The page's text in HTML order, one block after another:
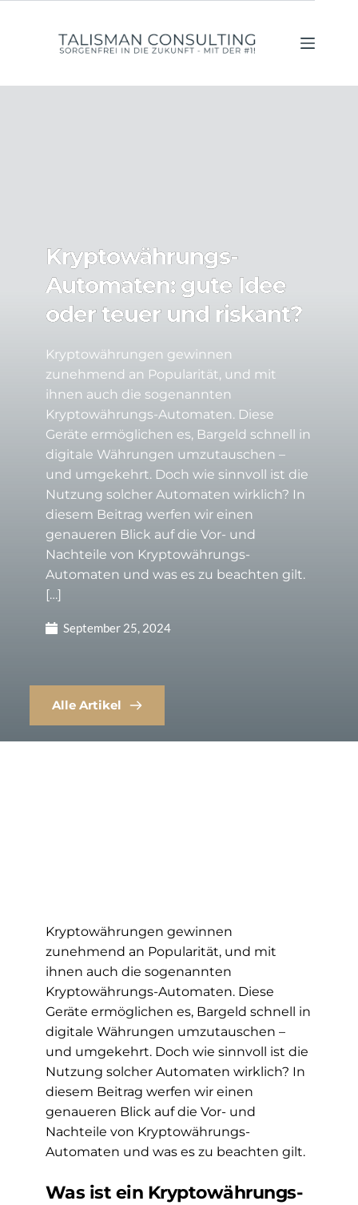
Kryptowährungs-
Automaten: gute Idee
oder teuer und riskant?
Kryptowährungen gewinnen
zunehmend an Popularität, und mit
ihnen auch die sogenannten
Kryptowährungs-Automaten. Diese
Geräte ermöglichen es, Bargeld schnell in
digitale Währungen umzutauschen –
und umgekehrt. Doch wie sinnvoll ist die
Nutzung solcher Automaten wirklich? In
diesem Beitrag werfen wir einen
genaueren Blick auf die Vor- und
Nachteile von Kryptowährungs-
Automaten und was es zu beachten gilt.
[…]
September 25, 2024
Alle Artikel
Kryptowährungen gewinnen
zunehmend an Popularität, und mit
ihnen auch die sogenannten
Kryptowährungs-Automaten. Diese
Geräte ermöglichen es, Bargeld schnell in
digitale Währungen umzutauschen –
und umgekehrt. Doch wie sinnvoll ist die
Nutzung solcher Automaten wirklich? In
diesem Beitrag werfen wir einen
genaueren Blick auf die Vor- und
Nachteile von Kryptowährungs-
Automaten und was es zu beachten gilt.
Was ist ein Kryptowährungs-